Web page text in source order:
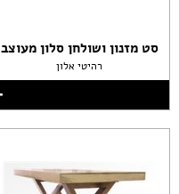
סט מזנון ושולחן סלון מעוצב
רהיטי אלון